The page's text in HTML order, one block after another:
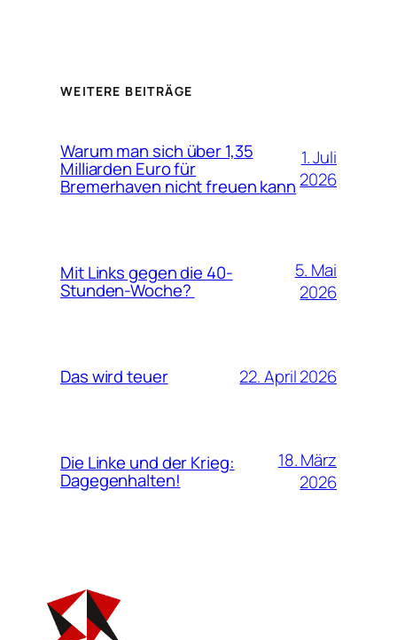
WEITERE BEITRÄGE
Warum man sich über 1,35
Milliarden Euro für
Bremerhaven nicht freuen kann
1. Juli
2026
Mit Links gegen die 40-
Stunden-Woche?
5. Mai
2026
Das wird teuer 22. April 2026
Die Linke und der Krieg:
Dagegenhalten!
18. März
2026